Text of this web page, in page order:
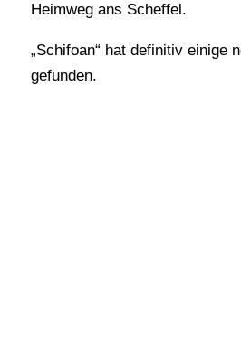
Heimweg ans Scheffel.
„Schifoan“ hat definitiv einige
gefunden.